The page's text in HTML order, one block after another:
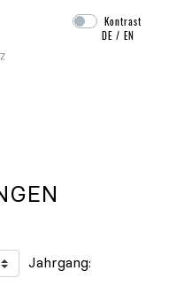
Navigation überspringen
Kontrast
DE /EN
Jahrgang: